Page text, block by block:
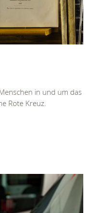
in und um das
Rote Kreuz.